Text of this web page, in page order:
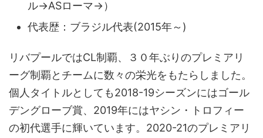
ル→ASローマ→）
代表歴：ブラジル代表(2015年～)
リバプールではCL制覇、３０年ぶりのプレミアリ
ーグ制覇とチームに数々の栄光をもたらしました。
個人タイトルとしても2018-19シーズンにはゴール
デングローブ賞、2019年にはヤシン・トロフィー
の初代選手に輝いています。2020-21のプレミアリ